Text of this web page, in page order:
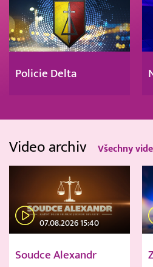
Policie Delta
Video archiv Všechny
07.08.2026 15:40
Soudce Alexandr